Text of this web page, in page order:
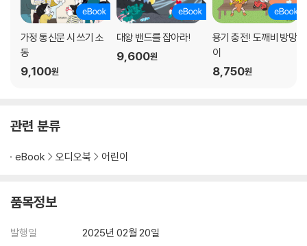
가정 통신문 시 쓰기 소
동
9,100원
대왕 밴드를 잡아라!
9,600원
용기 충전! 도깨비 방망
이
8,750원
관련 분류
eBook 오디오북 어린이
품목정보
발행일
2025년 02월 20일